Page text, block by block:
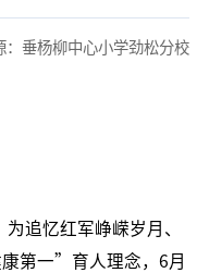
：垂杨柳中心小学劲松分校
追忆红军峥嵘岁月、
第一”育人理念，6月